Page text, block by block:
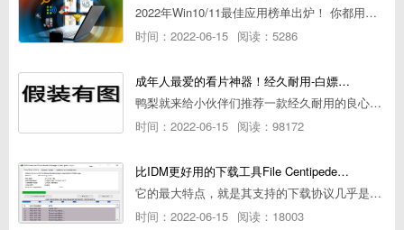
2022年Win10/11最佳应用榜单出炉！ 你都用过几个？
时间：2022-06-15 阅读：5286
成年人最爱的看片神器！经久耐用-白嫖全网资源
鸭梨就来给小伙伴们推荐一款经久耐用的良心播放器，资源齐全无广告，可以放心使用~
时间：2022-06-15 阅读：98172
比IDM更好用的下载工具File Centipede文件蜈蚣-秒杀迅雷-直接飞起！
它的最大特点，就是其支持的下载协议几乎是市面上最全面的，包括HTTP/FTP、BT种子、磁力链接，m3u8流任务（AES-128解密）。
时间：2022-06-15 阅读：18003